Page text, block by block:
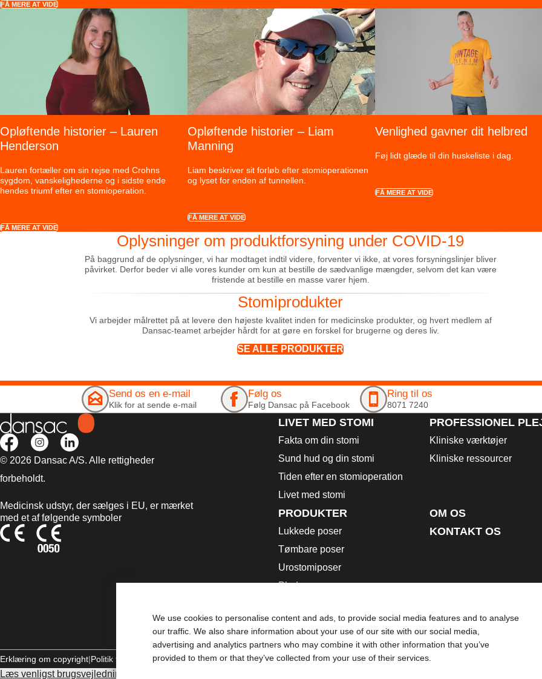
We use cookies to personalise content and ads, to provide social media features and to analyse
our traffic. We also share information about your use of our site with our social media,
advertising and analytics partners who may combine it with other information that you’ve
provided to them or that they’ve collected from your use of their services.
FÅ MERE AT VIDE
Opløftende historier – Lauren
Henderson
Lauren fortæller om sin rejse med Crohns
sygdom, vanskelighederne og i sidste ende
hendes triumf efter en stomioperation.
FÅ MERE AT VIDE
Opløftende historier – Liam
Manning
Liam beskriver sit forløb efter stomioperationen
og lyset for enden af tunnellen.
FÅ MERE AT VIDE
Venlighed gavner dit helbred
Føj lidt glæde til din huskeliste i dag.
FÅ MERE AT VIDE
Oplysninger om produktforsyning under COVID-19
På baggrund af de oplysninger, vi har modtaget indtil videre, forventer vi ikke, at vores forsyningslinjer bliver
påvirket. Derfor beder vi alle vores kunder om kun at bestille de sædvanlige mængder, selvom det kan være
fristende at bestille en masse varer hjem.
Stomiprodukter
Vi arbejder målrettet på at levere den højeste kvalitet inden for medicinske produkter, og hvert medlem af
Dansac-teamet arbejder hårdt for at gøre en forskel for brugerne og deres liv.
SE ALLE PRODUKTER
Send os en e-mail
Klik for at sende e-mail
Følg os
Følg Dansac på Facebook
Ring til os
8071 7240
© 2026 Dansac A/S. Alle rettigheder
forbeholdt.
Medicinsk udstyr, der sælges i EU, er mærket
med et af følgende symboler
LIVET MED STOMI
Fakta om din stomi
Sund hud og din stomi
Tiden efter en stomioperation
Livet med stomi
PROFESSIONEL
Kliniske værktøjer
Kliniske ressourcer
PRODUKTER
Lukkede poser
Tømbare poser
Urostomiposer
Plader
Brugsanvisning
Sikkerhedsdatablade
OM OS
KONTAKT OS
Erklæring om copyright Politik til beskyttelse af personlige oplysninger Brug af cookies
Læs venligst brugsvejledningen inden brug for information vedrørende brug, kontraindikationer, advarsler,